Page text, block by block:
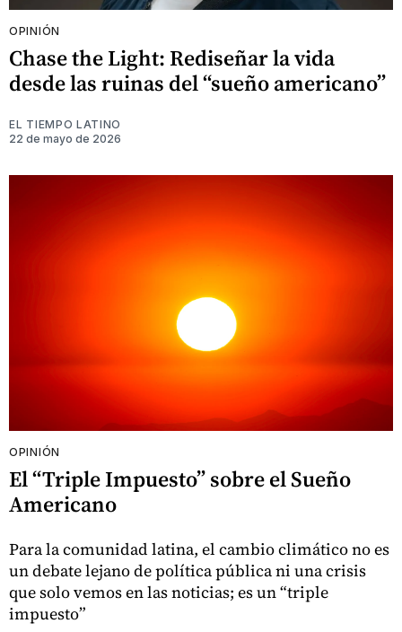
OPINIÓN
Chase the Light: Rediseñar la vida
desde las ruinas del “sueño americano”
EL TIEMPO LATINO
22 de mayo de 2026
OPINIÓN
El “Triple Impuesto” sobre el Sueño
Americano
Para la comunidad latina, el cambio climático no es
un debate lejano de política pública ni una crisis
que solo vemos en las noticias; es un “triple
impuesto”